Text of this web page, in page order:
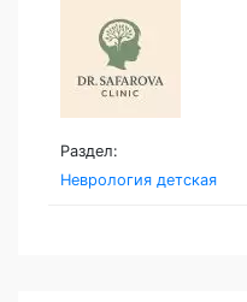
Раздел:
Неврология детская